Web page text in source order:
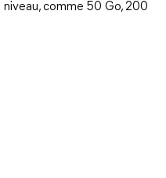
comme 50 Go, 200